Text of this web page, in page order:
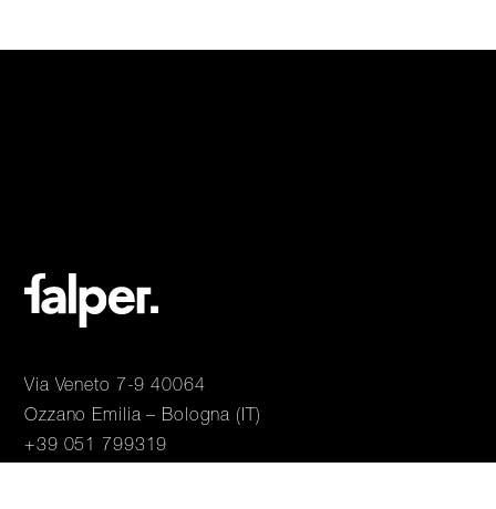
Via Veneto 7-9 40064
Ozzano Emilia – Bologna (IT)
+39 051 799319